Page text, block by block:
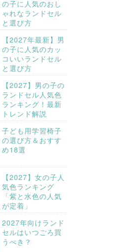
の子に人気のおし
ゃれなランドセル
と選び方
【2027年最新】男
の子に人気のカッ
コいいランドセル
と選び方
【2027】男の子の
ランドセル人気色
ランキング！最新
トレンド解説
子ども用学習椅子
の選び方＆おすす
め18選
【2027】女の子人
気色ランキング
「紫と水色の人気
が定着」
2027年向けランド
セルはいつごろ買
うべき？